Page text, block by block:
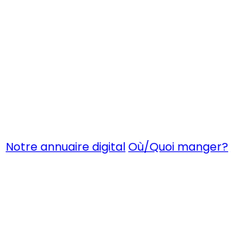
Notre annuaire digitalOù/Quoi manger?